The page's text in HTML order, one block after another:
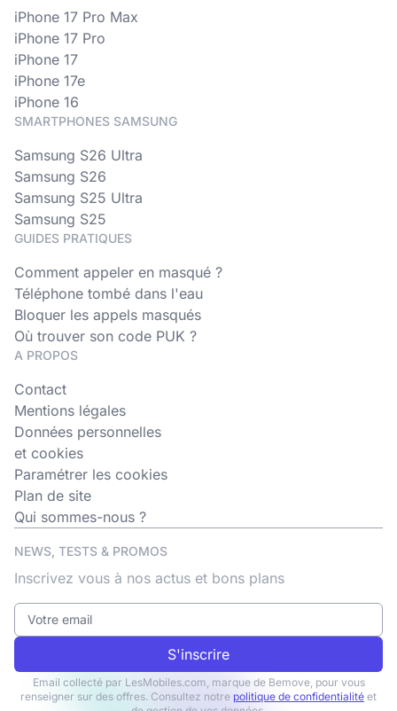
iPhone 17 Pro Max
iPhone 17 Pro
iPhone 17
iPhone 17e
iPhone 16
SMARTPHONES SAMSUNG
Samsung S26 Ultra
Samsung S26
Samsung S25 Ultra
Samsung S25
GUIDES PRATIQUES
Comment appeler en masqué ?
Téléphone tombé dans l'eau
Bloquer les appels masqués
Où trouver son code PUK ?
A PROPOS
Contact
Mentions légales
Données personnelles
et cookies
Paramétrer les cookies
Plan de site
Qui sommes-nous ?
NEWS, TESTS & PROMOS
Inscrivez vous à nos actus et bons plans
S'inscrire
Email collecté par LesMobiles.com, marque de Bemove, pour vous
renseigner sur des offres. Consultez notre politique de confidentialité et